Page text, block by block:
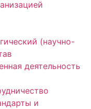
(научно-
деятельность
и